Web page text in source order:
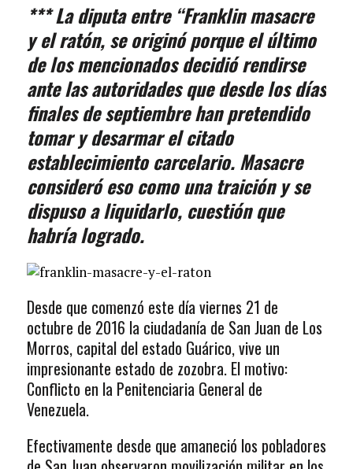
*** La diputa entre “Franklin masacre
y el ratón, se originó porque el último
de los mencionados decidió rendirse
ante las autoridades que desde los días
finales de septiembre han pretendido
tomar y desarmar el citado
establecimiento carcelario. Masacre
consideró eso como una traición y se
dispuso a liquidarlo, cuestión que
habría logrado.
Desde que comenzó este día viernes 21 de
octubre de 2016 la ciudadanía de San Juan de Los
Morros, capital del estado Guárico, vive un
impresionante estado de zozobra. El motivo:
Conflicto en la Penitenciaria General de
Venezuela.
Efectivamente desde que amaneció los pobladores